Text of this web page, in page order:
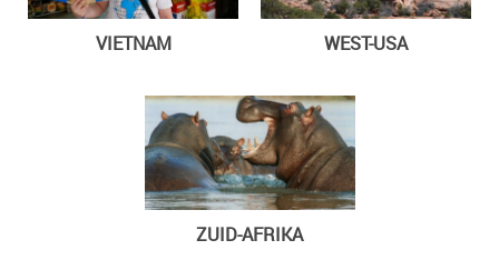
VIETNAM WEST-USA
ZUID-AFRIKA